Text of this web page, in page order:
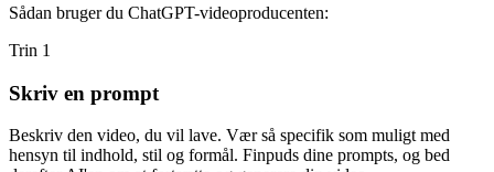
Sådan bruger du ChatGPT-videoproducenten:
Trin 1
Skriv en prompt
Beskriv den video, du vil lave. Vær så specifik som muligt med
hensyn til indhold, stil og formål. Finpuds dine prompts, og bed